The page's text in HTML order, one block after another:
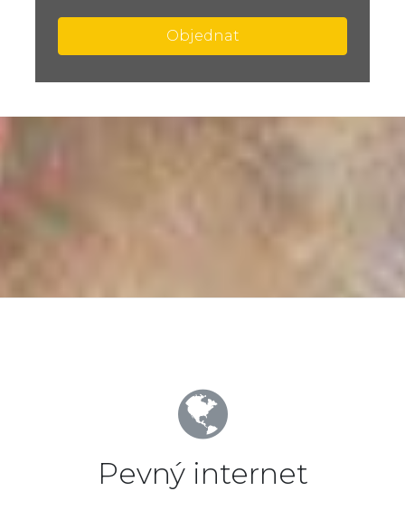
Objednat
Pevný internet